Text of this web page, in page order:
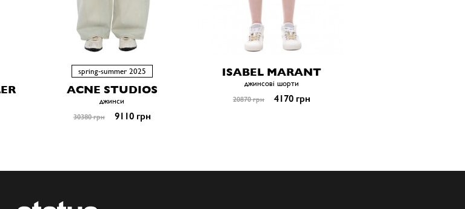
spring-summer 2025
ACNE STUDIOS
джинси
30380 грн 9110 грн
ISABEL MARANT
джинсові шорти
20870 грн 4170 грн